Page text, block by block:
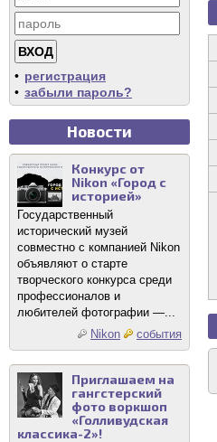
• регистрация
• забыли пароль?
Новости
Конкурс от
Nikon «Город с
историей»
Государственный
исторический музей
совместно с компанией Nikon
объявляют о старте
творческого конкурса среди
профессионалов и
любителей фотографии —...
Nikon
события
Приглашаем на
гангстерский
фото воркшоп
«Голливудская
классика-2»!